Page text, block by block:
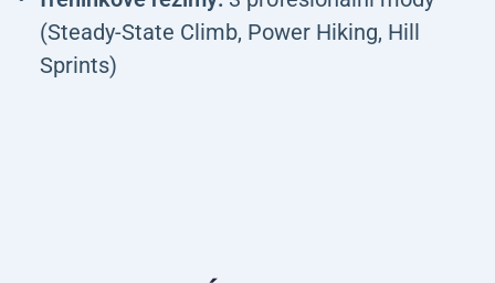
(Steady-State Climb, Power Hiking, Hill
Sprints)